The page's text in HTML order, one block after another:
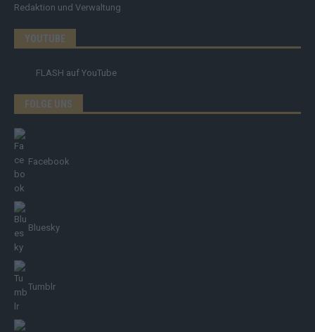
Redaktion und Verwaltung
YOUTUBE
FLASH auf YouTube
FOLGE UNS
Facebook
Bluesky
Tumblr